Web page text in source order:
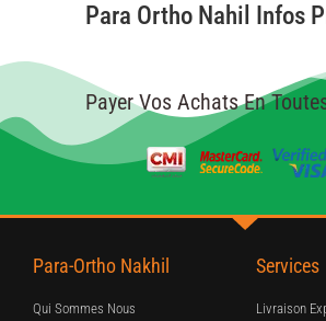
Para Ortho Nahil Infos
Payer Vos Achats En
Para-Ortho Nakhil
Qui Sommes Nous
Services
Livraison